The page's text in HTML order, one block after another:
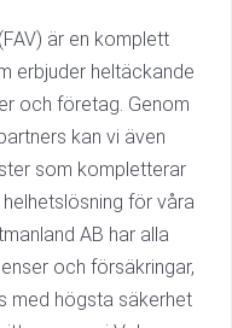
är en komplett
erbjuder heltäckande
och företag. Genom
kan vi även
som kompletterar
för våra
AB har alla
och försäkringar,
med högsta säkerhet